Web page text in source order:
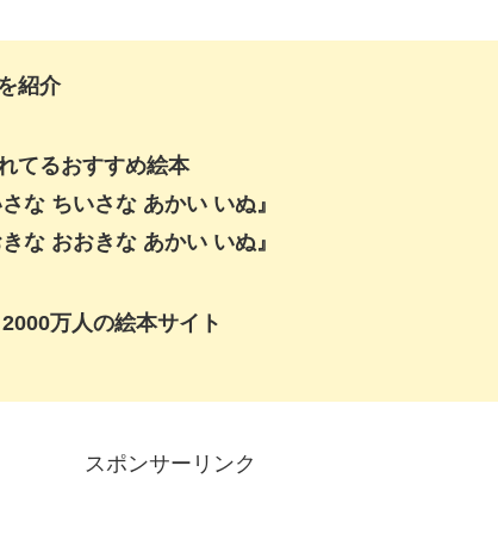
紹介
てるおすすめ絵本
な ちいさな あかい いぬ』
な おおきな あかい いぬ』
万人の絵本サイト
スポンサーリンク